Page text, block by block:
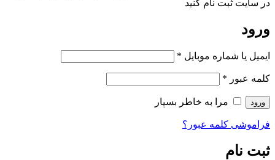
در سایت ثبت نام کنید
ورود
ایمیل یا شماره موبایل *
کلمه عبور *
ورود مرا به خاطر بسپار
فراموشی کلمه عبور؟
ثبت نام